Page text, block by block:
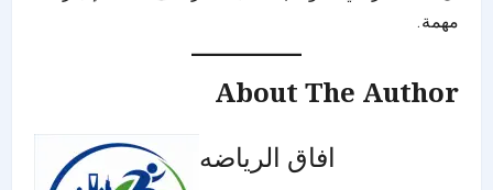
مهمة.
About The Author
افاق الرياضه